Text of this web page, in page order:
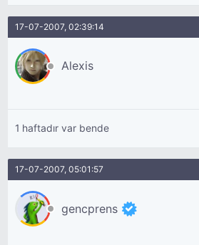
17-07-2007, 02:39:14
Alexis
1 haftadır var bende
17-07-2007, 05:01:57
gencprens